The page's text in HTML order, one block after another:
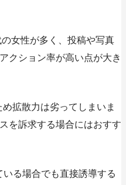
女性が多く、投稿や写真
クション率が高い点が大き
拡散力は劣ってしまいま
を訴求する場合にはおすす
る場合でも直接誘導する